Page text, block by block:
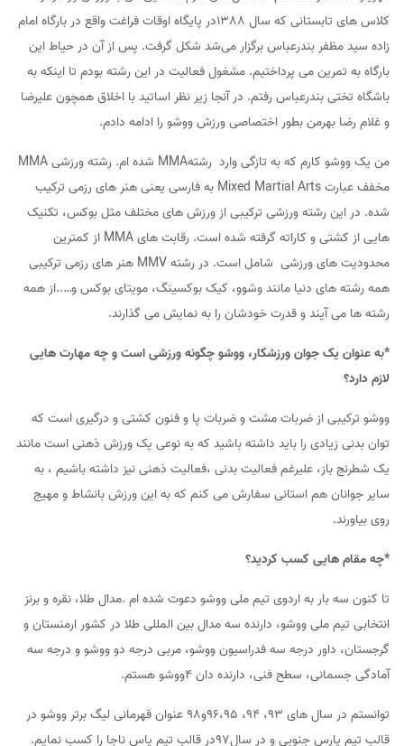
کلاس های تابستانی که سال 1388در پایگاه اوقات فراغت واقع در بارگاه امام
زاده سید مظفر بندرعباس برگزار می‌شد شکل گرفت. پس از آن در حیاط این
بارگاه به تمرین می پرداختیم. مشغول فعالیت در این رشته بودم تا اینکه به
باشگاه تختی بندرعباس رفتم. در آنجا زیر نظر اساتید با اخلاق همچون علیرضا
و غلام رضا بهرمن بطور اختصاصی ورزش ووشو را ادامه دادم.
من یک ووشو کارم که به تازگی وارد رشتهMMA شده ام. رشته ورزشی MMA
مخفف عبارت Mixed Martial Arts به فارسی یعنی هنر های رزمی ترکیب
شده. در این رشته ورزشی ترکیبی از ورزش های مختلف مثل بوکس، تکنیک
هایی از کشتی و کاراته گرفته شده است. رقابت های MMA از کمترین
محدودیت های ورزشی شامل است. در رشته MMV هنر های رزمی ترکیبی
همه رشته های دنیا مانند وشوو، کیک بوکسینگ، مویتای بوکس و…..از همه
رشته ها می آیند و قدرت خودشان را به نمایش می گذارند.
*به عنوان یک جوان ورزشکار، ووشو چگونه ورزشی است و چه مهارت هایی
لازم دارد؟
ووشو ترکیبی از ضربات مشت و ضربات پا و فنون کشتی و درگیری است که
توان بدنی زیادی را باید داشته باشید که به نوعی یک ورزش ذهنی است مانند
یک شطرنج باز، علیرغم فعالیت بدنی ،فعالیت ذهنی نیز داشته باشیم ، به
سایر جوانان هم استانی سفارش می کنم که به این ورزش بانشاط و مهیج
روی بیاورند.
*چه مقام هایی کسب کردید؟
تا کنون سه بار به اردوی تیم ملی ووشو دعوت شده ام .مدال طلا، نقره و برنز
انتخابی تیم ملی ووشو، دارنده سه مدال بین المللی طلا در کشور ارمنستان و
گرجستان، داور درجه سه فدراسیون ووشو، مربی درجه دو ووشو و درجه سه
آمادگی جسمانی، سطح فنی، دارنده دان 4ووشو هستم.
توانستم در سال های 93، 94، 96،95و98 عنوان قهرمانی لیگ برتر ووشو در
قالب تیم پارس جنوبی و در سال97در قالب تیم پاس ناجا را کسب نمایم.